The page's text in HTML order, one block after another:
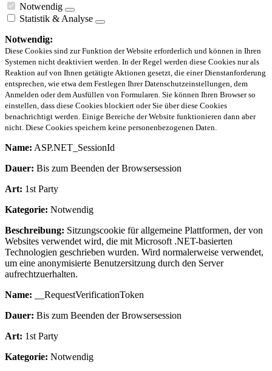
Notwendig
Statistik & Analyse
Notwendig:
Diese Cookies sind zur Funktion der Website erforderlich und können in Ihren
Systemen nicht deaktiviert werden. In der Regel werden diese Cookies nur als
Reaktion auf von Ihnen getätigte Aktionen gesetzt, die einer Dienstanforderung
entsprechen, wie etwa dem Festlegen Ihrer Datenschutzeinstellungen, dem
Anmelden oder dem Ausfüllen von Formularen. Sie können Ihren Browser so
einstellen, dass diese Cookies blockiert oder Sie über diese Cookies
benachrichtigt werden. Einige Bereiche der Website funktionieren dann aber
nicht. Diese Cookies speichern keine personenbezogenen Daten.
Name: ASP.NET_SessionId
Dauer: Bis zum Beenden der Browsersession
Art: 1st Party
Kategorie: Notwendig
Beschreibung: Sitzungscookie für allgemeine Plattformen, der von
Websites verwendet wird, die mit Microsoft .NET-basierten
Technologien geschrieben wurden. Wird normalerweise verwendet,
um eine anonymisierte Benutzersitzung durch den Server
aufrechtzuerhalten.
Name: __RequestVerificationToken
Dauer: Bis zum Beenden der Browsersession
Art: 1st Party
Kategorie: Notwendig